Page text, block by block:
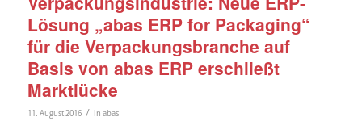
Lösung „abas ERP for Packaging“
für die Verpackungsbranche auf
Basis von abas ERP erschließt
Marktlücke
11. August 2016 / in abas